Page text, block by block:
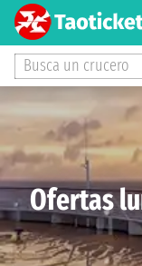
Busca un crucero
Ofertas